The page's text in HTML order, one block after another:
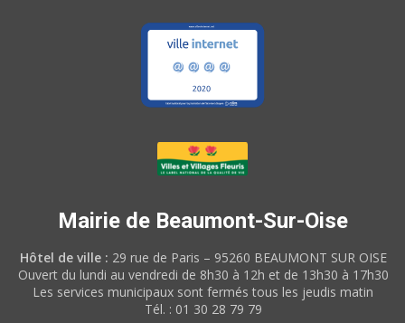
Mairie de Beaumont-Sur-Oise
Hôtel de ville : 29 rue de Paris – 95260 BEAUMONT SUR OISE
Ouvert du lundi au vendredi de 8h30 à 12h et de 13h30 à 17h30
Les services municipaux sont fermés tous les jeudis matin
Tél. : 01 30 28 79 79